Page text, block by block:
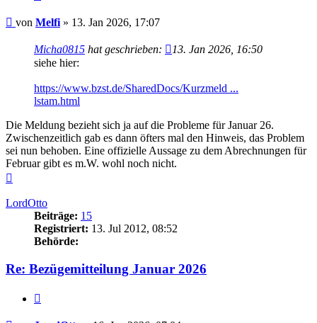
Beitrag
von Melfi » 13. Jan 2026, 17:07
Micha0815 hat geschrieben:
13. Jan 2026, 16:50
siehe hier:
https://www.bzst.de/SharedDocs/Kurzmeld ...
lstam.html
Die Meldung bezieht sich ja auf die Probleme für Januar 26.
Zwischenzeitlich gab es dann öfters mal den Hinweis, das Problem
sei nun behoben. Eine offizielle Aussage zu dem Abrechnungen für
Februar gibt es m.W. wohl noch nicht.
LordOtto
Beiträge: 15
Registriert: 13. Jul 2012, 08:52
Behörde:
Re: Bezügemitteilung Januar 2026